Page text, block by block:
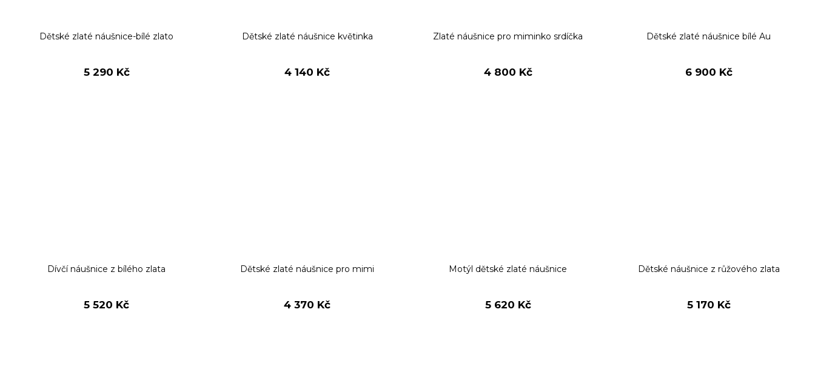
Dětské zlaté náušnice-bílé zlato
5 290 Kč
Dětské zlaté náušnice květinka
4 140 Kč
Zlaté náušnice pro miminko srdíčka
4 800 Kč
Dětské zlaté náušnice bílé Au
6 900 Kč
Dívčí náušnice z bílého zlata
5 520 Kč
Dětské zlaté náušnice pro mimi
4 370 Kč
Motýl dětské zlaté náušnice
5 620 Kč
Dětské náušnice z růžového zlata
5 170 Kč